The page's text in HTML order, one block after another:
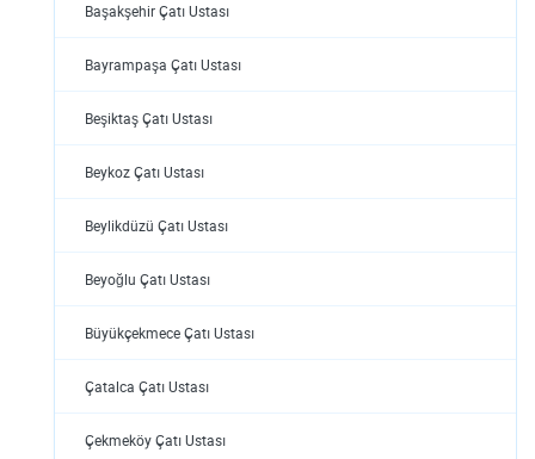
Başakşehir Çatı Ustası
Bayrampaşa Çatı Ustası
Beşiktaş Çatı Ustası
Beykoz Çatı Ustası
Beylikdüzü Çatı Ustası
Beyoğlu Çatı Ustası
Büyükçekmece Çatı Ustası
Çatalca Çatı Ustası
Çekmeköy Çatı Ustası